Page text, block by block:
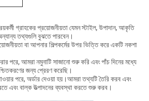
গ্রাহকের প্রয়োজনীয়তা যেমন স্টাইল, উপাদান, আকৃতি
তথ্যগুলি বুঝতে পারবেন।
বা আপনার শিল্পকর্মের উপর ভিত্তি করে একটি নকশা
পরে, আমরা নমুনাটি সাজানো শুরু করি এবং পাঁচ দিনের মধ্যে
জন্য প্রেরণ করেছি।
পরে, অর্ডার দেওয়া হয়।আমরা তথ্যটি তৈরি করব এবং
এবং বাল্ক উত্পাদনের ব্যবস্থা করতে শুরু করব।